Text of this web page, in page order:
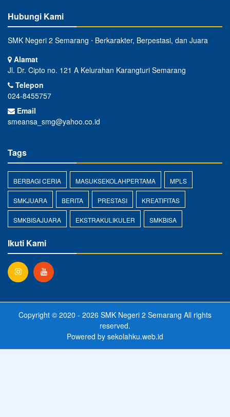
Hubungi Kami
SMK Negeri 2 Semarang ⋅ Berkarakter, Berpestasi, dan Juara
Alamat
Jl. Dr. Cipto no. 121 A Kelurahan Karangturi Semarang
Telepon
024-8455757
Email
smeansa_smg@yahoo.co.id
Tags
BERBAGI CERIA MASUKSEKOLAHPERTAMA MPLS
SMKJUARA BERITA PRESTASI KREATIFITAS
SMKBISAJUARA EKSTRAKULIKULER SMKBISA
Ikuti Kami
Copyright © 2020 - 2026 SMK Negeri 2 Semarang All rights
reserved.
Powered by sekolahku.web.id